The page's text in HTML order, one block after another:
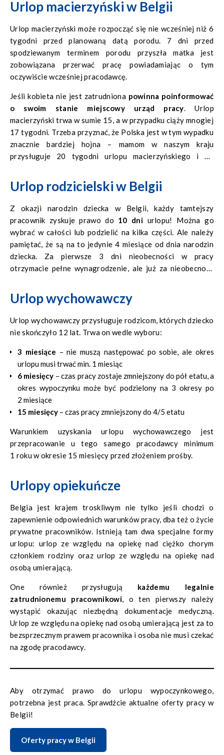
Urlop macierzyński w Belgii
Urlop macierzyński może rozpocząć się nie wcześniej niż 6
tygodni przed planowaną datą porodu. 7 dni przed
spodziewanym terminem porodu przyszła matka jest
zobowiązana przerwać pracę powiadamiając o tym
oczywiście wcześniej pracodawcę.
Jeśli kobieta nie jest zatrudniona powinna poinformować
o swoim stanie miejscowy urząd pracy. Urlop
macierzyński trwa w sumie 15, a w przypadku ciąży mnogiej
17 tygodni. Trzeba przyznać, że Polska jest w tym wypadku
znacznie bardziej hojna – mamom w naszym kraju
przysługuje 20 tygodni urlopu macierzyńskiego i 32
dzielić z ojcem dziecka.
Urlop rodzicielski w Belgii
Z okazji narodzin dziecka w Belgii, każdy tamtejszy
pracownik zyskuje prawo do 10 dniurlopu! Można go
wybrać w całości lub podzielić na kilka części. Ale należy
pamiętać, że są na to jedynie 4 miesiące od dnia narodzin
dziecka. Za pierwsze 3 dni nieobecności w pracy
otrzymacie pełne wynagrodzenie, ale już za nieobecność
a jedynie dodatek rodzicielski w wysokości
utraconego wynagrodzenia.
Urlop wychowawczy
Urlop wychowawczy przysługuje rodzicom, których dziecko
nie skończyło 12 lat. Trwa on wedle wyboru:
3 miesiące – nie muszą następować po sobie, ale okres
urlopu musi trwać min. 1 miesiąc
6 miesięcy – czas pracy zostaje zmniejszony do pół etatu, a
okres wypoczynku może być podzielony na 3 okresy po
2 miesiące
15 miesięcy – czas pracy zmniejszony do 4/5 etatu
Warunkiem uzyskania urlopu wychowawczego jest
przepracowanie u tego samego pracodawcy minimum
1 roku w okresie 15 miesięcy przed złożeniem prośby.
Urlopy opiekuńcze
Belgia jest krajem troskliwym nie tylko jeśli chodzi o
zapewnienie odpowiednich warunków pracy, dba też o życie
prywatne pracowników. Istnieją tam dwa specjalne formy
urlopu: urlop ze względu na opiekę nad ciężko chorym
członkiem rodziny oraz urlop ze względu na opiekę nad
osobą umierającą.
One również przysługują każdemu legalnie
zatrudnionemu pracownikowi, o ten pierwszy należy
wystąpić okazując niezbędną dokumentacje medyczną.
Urlop ze względu na opiekę nad osobą umierającą jest za to
bezsprzecznym prawem pracownika i osoba nie musi czekać
na zgodę pracodawcy.
Aby otrzymać prawo do urlopu wypoczynkowego,
potrzebna jest praca. Sprawdźcie aktualne oferty pracy w
Belgii!
Oferty pracy w Belgii